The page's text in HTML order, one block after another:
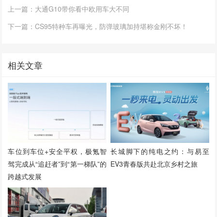
上一篇：大通G10带你看中欧用车大不同
下一篇：CS95特种车再曝光，防弹玻璃加持堪称金刚不坏！
相关文章
车位到车位+安全平权，极氪智
驾完成从“追赶者”到“第一梯队”的
跨越式发展
长城脚下的纯电之约：与易至
EV3青春版共赴北京乡村之旅